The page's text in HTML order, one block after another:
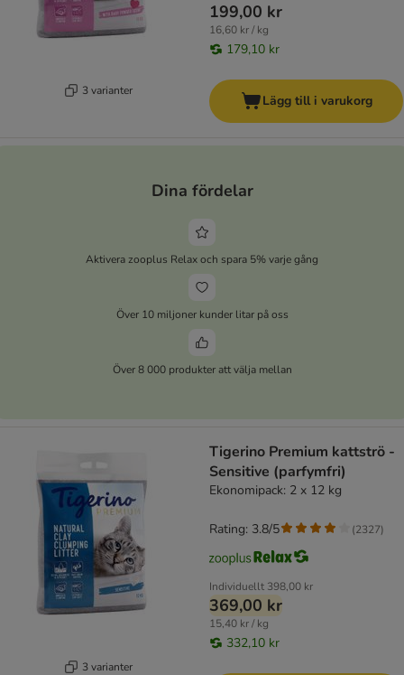
3 varianter
199,00 kr
16,60 kr / kg
179,10 kr
Lägg till i varukorg
Dina fördelar
Aktivera zooplus Relax och spara 5% varje gång
Över 10 miljoner kunder litar på oss
Över 8 000 produkter att välja mellan
3 varianter
Tigerino Premium kattströ -
Sensitive (parfymfri)
Ekonomipack: 2 x 12 kg
Individuellt 398,00 kr
369,00 kr
15,40 kr / kg
332,10 kr
Rating: 3.8/5 (2327)